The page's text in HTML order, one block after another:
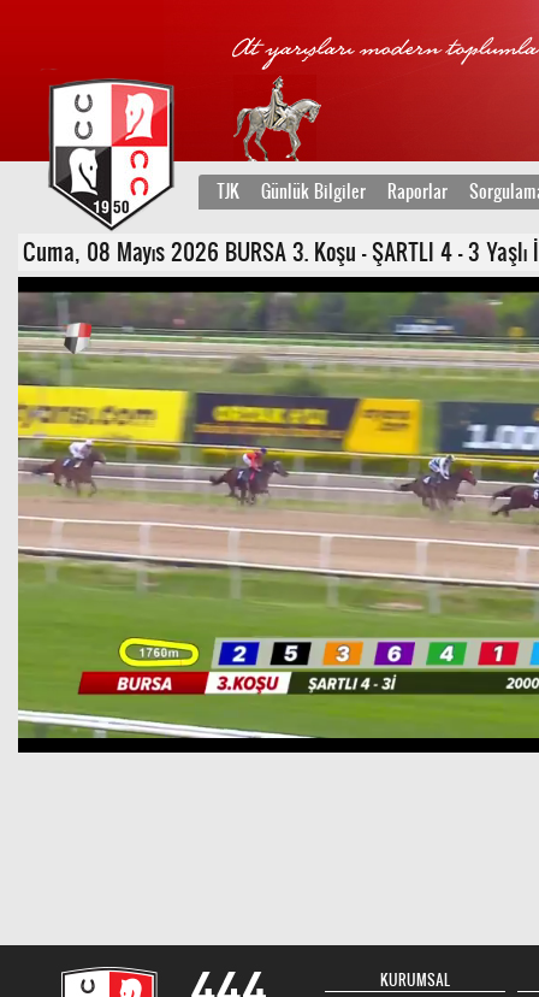
TJK Günlük Bilgiler Raporlar
Cuma, 08 Mayıs 2026 BURSA 3. Koşu - ŞARTLI 4 - 3
KURUMSAL